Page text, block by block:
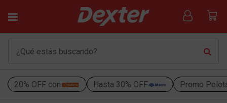
20% OFF con Hasta 30% OFF Promo